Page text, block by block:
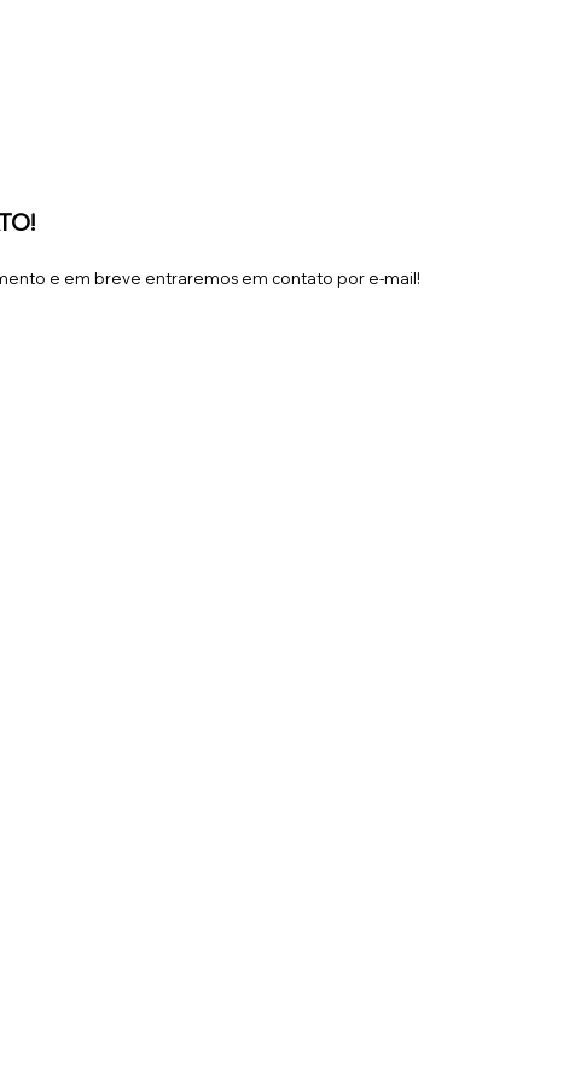
e em breve entraremos em contato por e-mail!